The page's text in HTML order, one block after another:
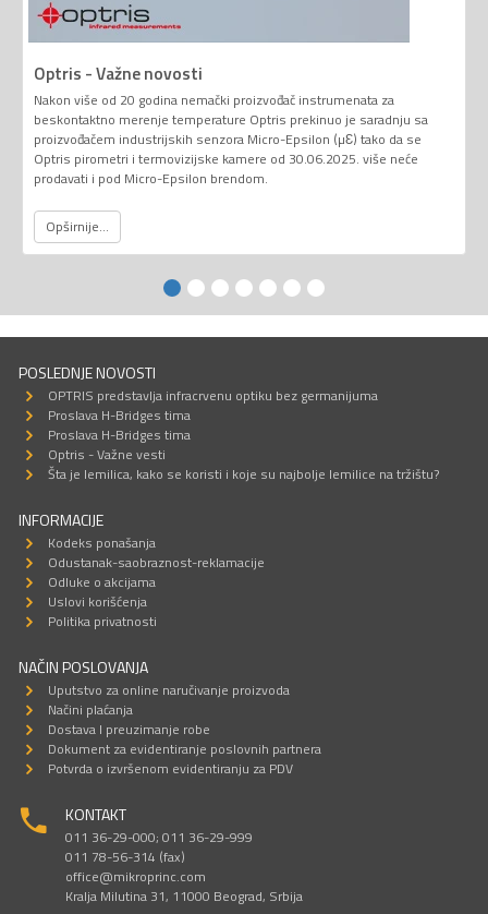
Optris - Važne novosti
Nakon više od 20 godina nemački proizvođač instrumenata za
beskontaktno merenje temperature Optris prekinuo je saradnju sa
proizvođačem industrijskih senzora Micro-Epsilon (µƐ) tako da se
Optris pirometri i termovizijske kamere od 30.06.2025. više neće
prodavati i pod Micro-Epsilon brendom.
Opširnije...
POSLEDNJE NOVOSTI
OPTRIS predstavlja infracrvenu optiku bez germanijuma
Proslava H-Bridges tima
Proslava H-Bridges tima
Optris - Važne vesti
Šta je lemilica, kako se koristi i koje su najbolje lemilice na tržištu?
INFORMACIJE
Kodeks ponašanja
Odustanak-saobraznost-reklamacije
Odluke o akcijama
Uslovi korišćenja
Politika privatnosti
NAČIN POSLOVANJA
Uputstvo za online naručivanje proizvoda
Načini plaćanja
Dostava I preuzimanje robe
Dokument za evidentiranje poslovnih partnera
Potvrda o izvršenom evidentiranju za PDV
KONTAKT
011 36-29-000; 011 36-29-999
011 78-56-314 (fax)
office@mikroprinc.com
Kralja Milutina 31, 11000 Beograd, Srbija